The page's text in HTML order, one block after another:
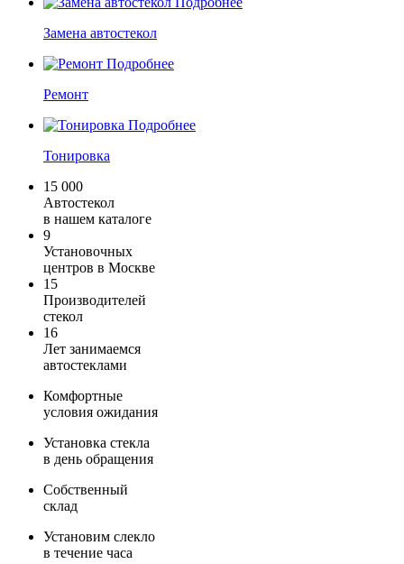
Замена автостекол
Подробнее
Ремонт
Подробнее
Тонировка
15 000
Автостекол
в нашем каталоге
9
Установочных
центров в Москве
15
Производителей
стекол
16
Лет занимаемся
автостеклами
Комфортные
условия ожидания
Установка стекла
в день обращения
Собственный
склад
Установим слекло
в течение часа